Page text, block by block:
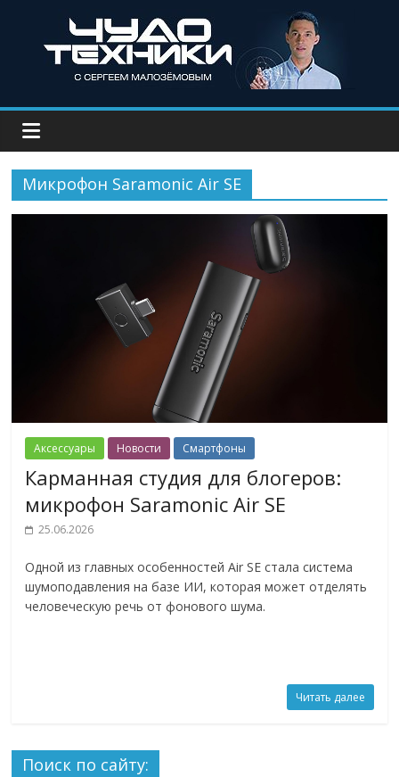
Микрофон Saramonic Air SE
Аксессуары Новости Смартфоны
Карманная студия для блогеров:
микрофон Saramonic Air SE
25.06.2026
Одной из главных особенностей Air SE стала система
шумоподавления на базе ИИ, которая может отделять
человеческую речь от фонового шума.
Читать далее
Поиск по сайту: